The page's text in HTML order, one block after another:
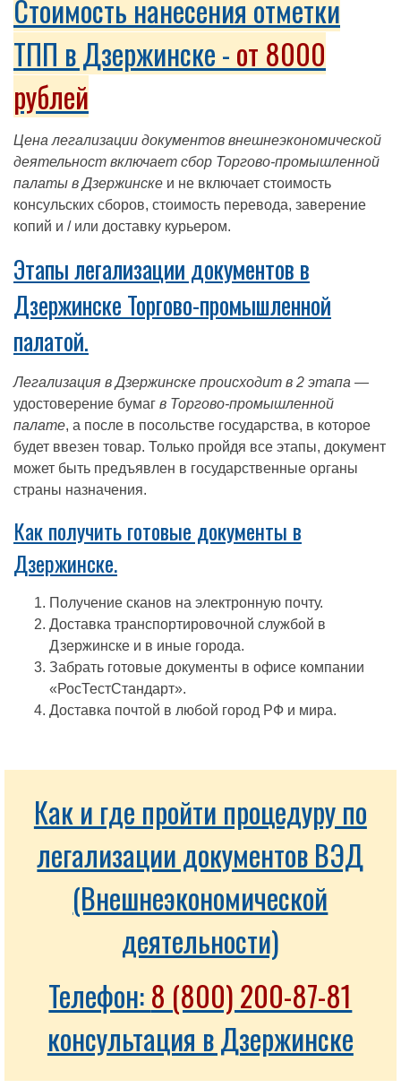
Стоимость нанесения отметки
ТПП в Дзержинске -от 8000
рублей
Цена легализации документов внешнеэкономической
деятельност включает сбор Торгово-промышленной
палаты в Дзержинске и не включает стоимость
консульских сборов, стоимость перевода, заверение
копий и / или доставку курьером.
Этапы легализации документов в
Дзержинске Торгово-промышленной
палатой.
Легализация в Дзержинске происходит в 2 этапа —
удостоверение бумаг в Торгово-промышленной
палате, а после в посольстве государства, в которое
будет ввезен товар. Только пройдя все этапы, документ
может быть предъявлен в государственные органы
страны назначения.
Как получить готовые документы в
Дзержинске.
Получение сканов на электронную почту.
Доставка транспортировочной службой в
Дзержинске и в иные города.
Забрать готовые документы в офисе компании
«РосТестСтандарт».
Доставка почтой в любой город РФ и мира.
Как и где пройти процедуру по
легализации документов ВЭД
(Внешнеэкономической
деятельности)
Телефон:8 (800) 200-87-81
консультация в Дзержинске